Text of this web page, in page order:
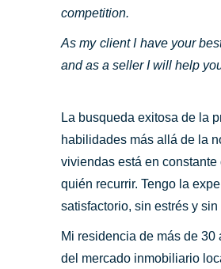
competition.
As my client I have your
and as a seller I will help
La busqueda exitosa de la
habilidades más allá de la
viviendas está en
quién recurrir. Tengo la
satisfactorio, sin estrés y
Mi residencia de más de
del mercado inmobiliario